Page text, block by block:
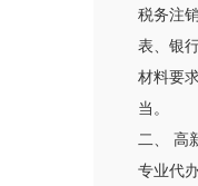
税务注
表、银
材料要
当。
二、 高
专业代